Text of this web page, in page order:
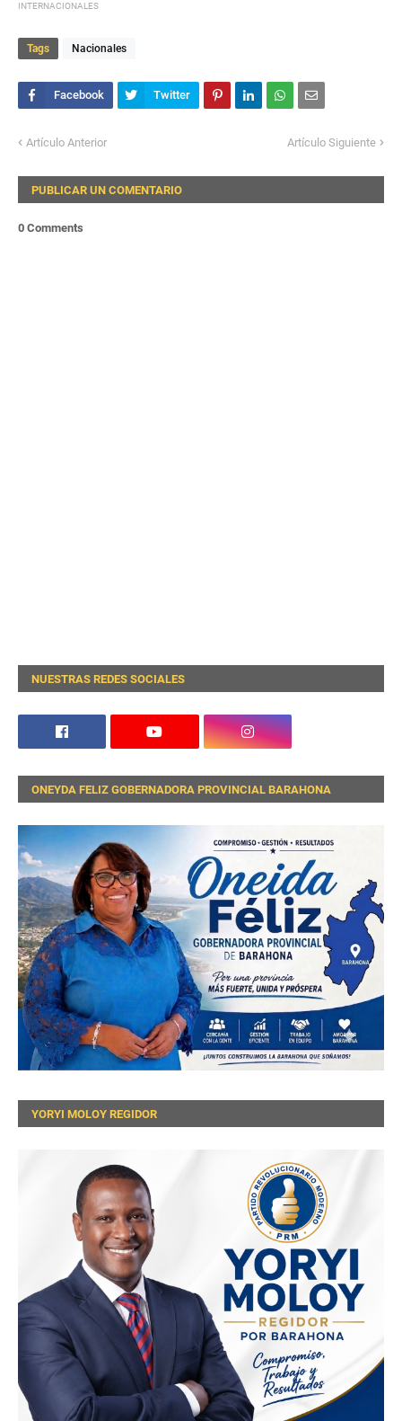
INTERNACIONALES
Tags Nacionales
Artículo Anterior Artículo Siguiente
PUBLICAR UN COMENTARIO
0 Comments
NUESTRAS REDES SOCIALES
ONEYDA FELIZ GOBERNADORA PROVINCIAL BARAHONA
YORYI MOLOY REGIDOR